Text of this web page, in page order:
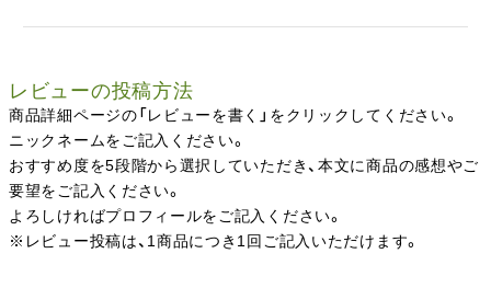
レビューの投稿方法
商品詳細ページの「レビューを書く」をクリックしてください。
ニックネームをご記入ください。
おすすめ度を5段階から選択していただき、本文に商品の感想やご
要望をご記入ください。
よろしければプロフィールをご記入ください。
※レビュー投稿は、1商品につき1回ご記入いただけます。